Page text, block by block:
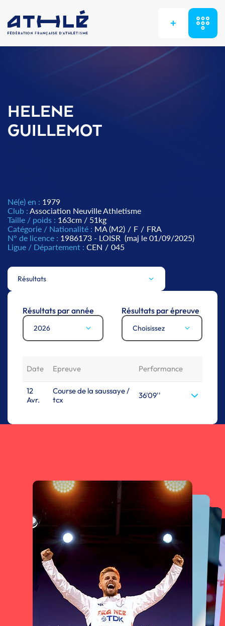
+
HELENE
GUILLEMOT
Né(e) en : 1979
Club : Association Neuville Athletisme
Taille / poids : 163cm / 51kg
Catégorie / Nationalité : MA (M2) / F / FRA
N° de licence : 1986173 - LOISR (maj le 01/09/2025)
Ligue / Département : CEN / 045
Résultats
Résultats par année
2026
Résultats par épreuve
Choisissez
Date Epreuve Performance
12
Avr.
Course de la saussaye /
tcx
36'09''